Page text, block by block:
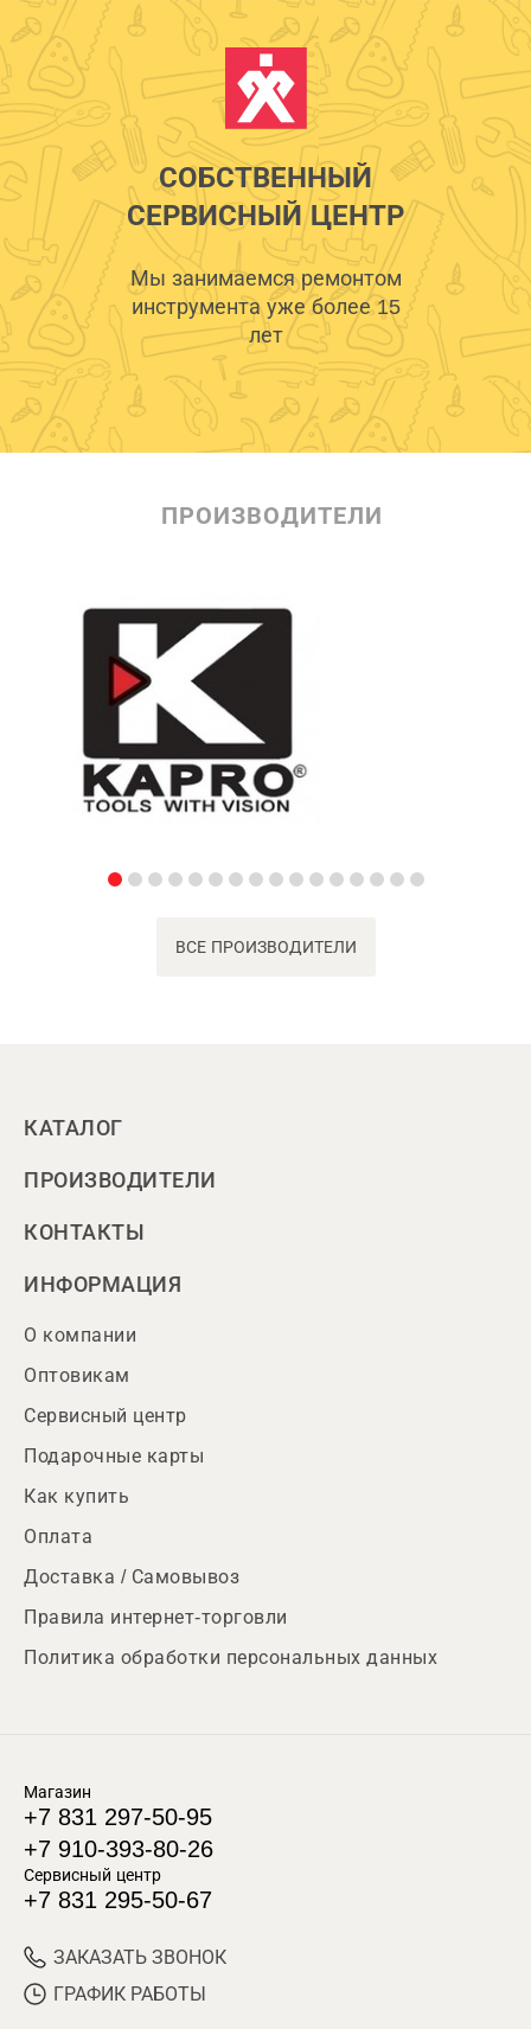
СОБСТВЕННЫЙ
СЕРВИСНЫЙ ЦЕНТР
Мы занимаемся ремонтом
инструмента уже более 15
лет
ПРОИЗВОДИТЕЛИ
ВСЕ ПРОИЗВОДИТЕЛИ
КАТАЛОГ
ПРОИЗВОДИТЕЛИ
КОНТАКТЫ
ИНФОРМАЦИЯ
О компании
Оптовикам
Сервисный центр
Подарочные карты
Как купить
Оплата
Доставка / Самовывоз
Правила интернет-торговли
Политика обработки персональных данных
Магазин
+7 831 297-50-95
+7 910-393-80-26
Сервисный центр
+7 831 295-50-67
ЗАКАЗАТЬ ЗВОНОК
ГРАФИК РАБОТЫ